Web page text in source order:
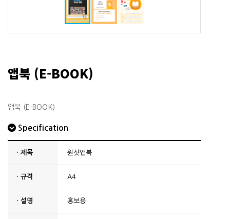
앱북 (E-BOOK)
앱북 (E-BOOK)
Specification
· 제목 원샷앱북
· 규격 A4
· 설명 홍보용